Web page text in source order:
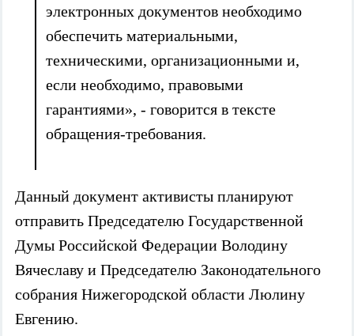
электронных документов необходимо
обеспечить материальными,
техническими, организационными и,
если необходимо, правовыми
гарантиями», - говорится в тексте
обращения-требования.
Данный документ активисты планируют
отправить Председателю Государственной
Думы Российской Федерации Володину
Вячеславу и Председателю Законодательного
собрания Нижегородской области Люлину
Евгению.